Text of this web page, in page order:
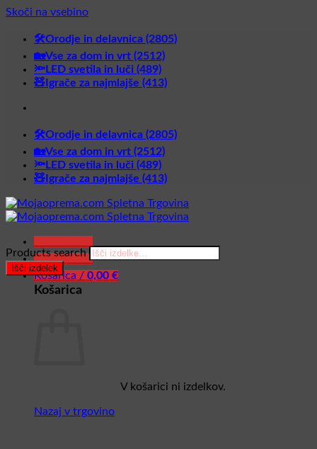
Skoči na vsebino
🛠️Orodje in delavnica (2805)
🏡Vse za dom in vrt (2512)
🔦LED svetila in luči (489)
🧸Igrače za najmlajše (413)
🛠️Orodje in delavnica (2805)
🏡Vse za dom in vrt (2512)
🔦LED svetila in luči (489)
🧸Igrače za najmlajše (413)
Glavni meni
Košarica / 0,00 €
Košarica
V košarici ni izdelkov.
Nazaj v trgovino
Products search
Išči izdelek